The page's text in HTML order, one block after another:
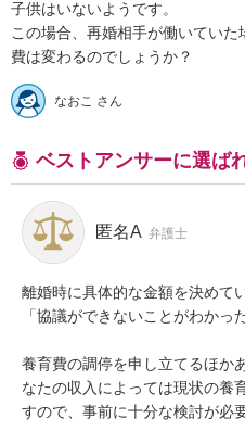
子供はいないようです。
この場合、再婚相手が働いてい
費は変わるのでしょうか？
なおこ さん
ベストアンサーに選ば
匿名A 弁護士
離婚時に具体的な金額を決めて
「協議ができないことがわかっ
養育費の調停を申し立てるほか
なたの収入によっては現状の養
すので、事前に十分な検討が必